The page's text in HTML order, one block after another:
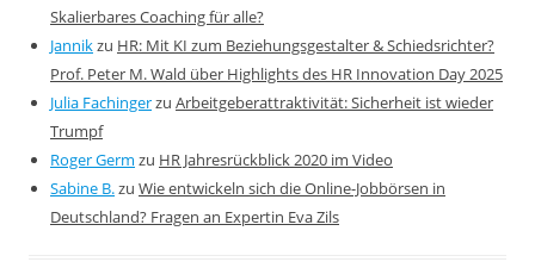
Skalierbares Coaching für alle?
Jannikzu HR: Mit KI zum Beziehungsgestalter & Schiedsrichter?
Prof. Peter M. Wald über Highlights des HR Innovation Day 2025
Julia Fachingerzu Arbeitgeberattraktivität: Sicherheit ist wieder
Trumpf
Roger Germ zu HR Jahresrückblick 2020 im Video
Sabine B.zu Wie entwickeln sich die Online-Jobbörsen in
Deutschland? Fragen an Expertin Eva Zils